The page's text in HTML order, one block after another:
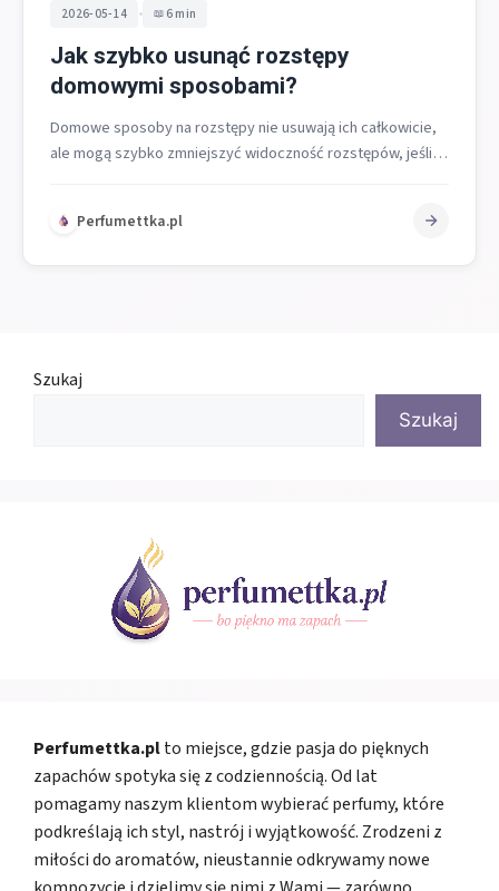
2026-05-14 • 6 min
Jak szybko usunąć rozstępy
domowymi sposobami?
Domowe sposoby na rozstępy nie usuwają ich całkowicie,
ale mogą szybko zmniejszyć widoczność rozstępów, jeśli
Perfumettka.pl
Szukaj
Szukaj
Perfumettka.plto miejsce, gdzie pasja do pięknych
zapachów spotyka się z codziennością. Od lat
pomagamy naszym klientom wybierać perfumy, które
podkreślają ich styl, nastrój i wyjątkowość. Zrodzeni z
miłości do aromatów, nieustannie odkrywamy nowe